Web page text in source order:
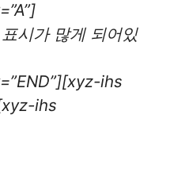
시가 많게 되어있
ihs
ihs